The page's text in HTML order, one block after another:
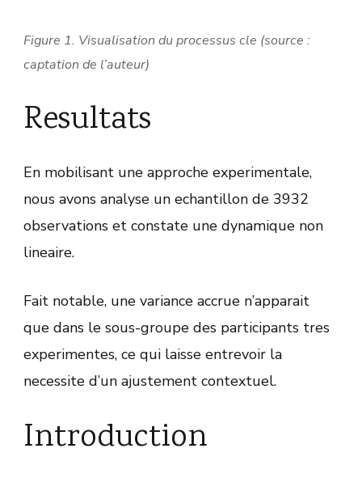
Figure 1. Visualisation du processus cle (source :
captation de l’auteur)
Resultats
En mobilisant une approche experimentale,
nous avons analyse un echantillon de 3932
observations et constate une dynamique non
lineaire.
Fait notable, une variance accrue n’apparait
que dans le sous-groupe des participants tres
experimentes, ce qui laisse entrevoir la
necessite d’un ajustement contextuel.
Introduction